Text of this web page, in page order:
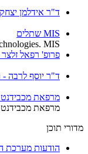
ד"ר אידלמן
MIS שתלים
MIS
פרופ' רפאל
ד"ר יוסף לרבה -
מרפאת
מרפאת מכבידנט
מדורי תוכן
הודעות מערכת